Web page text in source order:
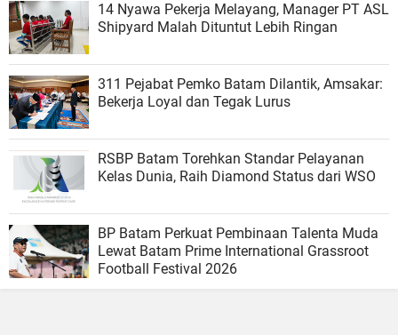
14 Nyawa Pekerja Melayang, Manager PT ASL
Shipyard Malah Dituntut Lebih Ringan
311 Pejabat Pemko Batam Dilantik, Amsakar:
Bekerja Loyal dan Tegak Lurus
RSBP Batam Torehkan Standar Pelayanan
Kelas Dunia, Raih Diamond Status dari WSO
BP Batam Perkuat Pembinaan Talenta Muda
Lewat Batam Prime International Grassroot
Football Festival 2026